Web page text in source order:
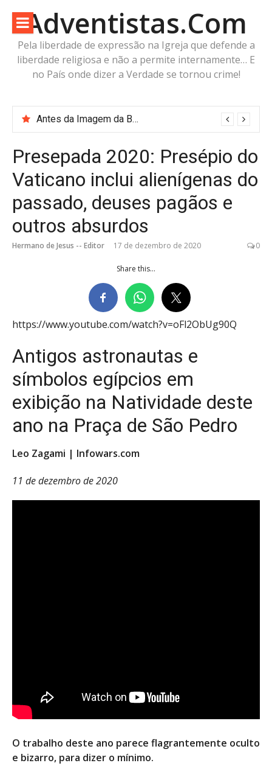
para
conteúdo
Adventistas.Com
Pela liberdade de expressão na Igreja que defende a
liberdade religiosa e não a permite internamente… E
no País onde dizer a Verdade se tornou crime!
Antes da Imagem da Besta: Estaria a Humanidade Construindo a Imagem Pré-Besta com cabeça de Cordeiro e Voz do Dragão?
“Robode” do Apocalipse? A imagem já existe. O corpo está pronto. Falta apenas o fôlego.
Presepada 2020: Presépio do
Vaticano inclui alienígenas do
passado, deuses pagãos e
outros absurdos
Hermano de Jesus -- Editor 17 de dezembro de 2020 0
Share this...
https://www.youtube.com/watch?v=oFl2ObUg90Q
Antigos astronautas e
símbolos egípcios em
exibição na Natividade deste
ano na Praça de São Pedro
Leo Zagami | Infowars.com
11 de dezembro de 2020
O trabalho deste ano parece flagrantemente oculto
e bizarro, para dizer o mínimo.